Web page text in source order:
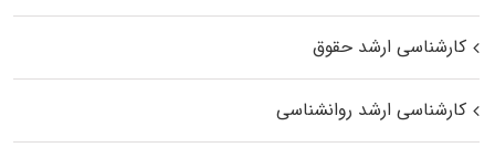
کارشناسی ارشد حقوق
کارشناسی ارشد روانشناسی